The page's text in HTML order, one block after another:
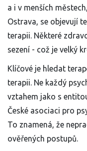
a i v menších
Ostrava, se objevují
terapii. Některé
sezení - což je velký
Klíčové je hledat
terapii. Ne každý
vztahem jako s
České asociaci pro
To znamená, že
ověřených postupů.